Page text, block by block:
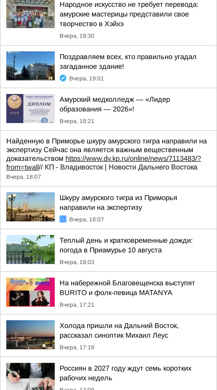
Народное искусство не требует перевода:
амурские мастерицы представили свое
творчество в Хэйхэ
Вчера, 19:30
Поздравляем всех, кто правильно угадал
загаданное здание!
Вчера, 19:01
Амурский медколледж — «Лидер
образования — 2026»!
Вчера, 18:21
Найденную в Приморье шкуру амурского тигра направили на
экспертизу Сейчас она является важным вещественным
доказательством https://www.dv.kp.ru/online/news/7113483/?
from=twall// КП - Владивосток | Новости Дальнего Востока
Вчера, 18:07
Шкуру амурского тигра из Приморья
направили на экспертизу
Вчера, 18:07
Теплый день и кратковременные дожди:
погода в Приамурье 10 августа
Вчера, 18:03
На набережной Благовещенска выступят
BURITO и фолк-певица MATANYA
Вчера, 17:21
Холода пришли на Дальний Восток,
рассказал синоптик Михаил Леус
Вчера, 17:18
Россиян в 2027 году ждут семь коротких
рабочих недель